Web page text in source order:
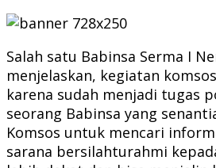
Salah satu Babinsa Serma I
menjelaskan, kegiatan
karena sudah menjadi tugas
seorang Babinsa yang
Komsos untuk mencari
sarana bersilahturahmi